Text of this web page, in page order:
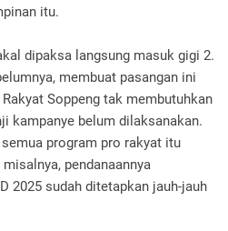
itu.
dipaksa langsung masuk gigi 2.
membuat pasangan ini
Soppeng tak membutuhkan
kampanye belum dilaksanakan.
program pro rakyat itu
pendanaannya
2025 sudah ditetapkan jauh-jauh